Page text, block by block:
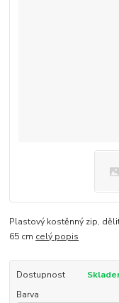
Plastový kostěnný zip,
65 cm celý popis
Dostupnost
Barva